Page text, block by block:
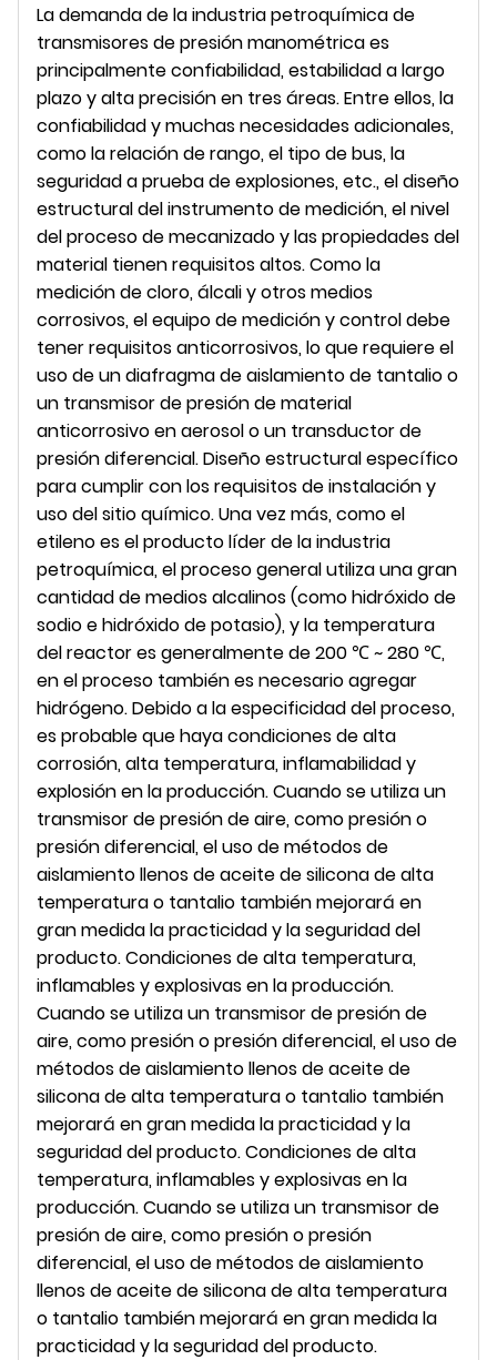
La demanda de la industria petroquímica de
transmisores de presión manométrica es
principalmente confiabilidad, estabilidad a largo
plazo y alta precisión en tres áreas. Entre ellos, la
confiabilidad y muchas necesidades adicionales,
como la relación de rango, el tipo de bus, la
seguridad a prueba de explosiones, etc., el diseño
estructural del instrumento de medición, el nivel
del proceso de mecanizado y las propiedades del
material tienen requisitos altos. Como la
medición de cloro, álcali y otros medios
corrosivos, el equipo de medición y control debe
tener requisitos anticorrosivos, lo que requiere el
uso de un diafragma de aislamiento de tantalio o
un transmisor de presión de material
anticorrosivo en aerosol o un transductor de
presión diferencial. Diseño estructural específico
para cumplir con los requisitos de instalación y
uso del sitio químico. Una vez más, como el
etileno es el producto líder de la industria
petroquímica, el proceso general utiliza una gran
cantidad de medios alcalinos (como hidróxido de
sodio e hidróxido de potasio), y la temperatura
del reactor es generalmente de 200 ℃ ~ 280 ℃,
en el proceso también es necesario agregar
hidrógeno. Debido a la especificidad del proceso,
es probable que haya condiciones de alta
corrosión, alta temperatura, inflamabilidad y
explosión en la producción. Cuando se utiliza un
transmisor de presión de aire, como presión o
presión diferencial, el uso de métodos de
aislamiento llenos de aceite de silicona de alta
temperatura o tantalio también mejorará en
gran medida la practicidad y la seguridad del
producto. Condiciones de alta temperatura,
inflamables y explosivas en la producción.
Cuando se utiliza un transmisor de presión de
aire, como presión o presión diferencial, el uso de
métodos de aislamiento llenos de aceite de
silicona de alta temperatura o tantalio también
mejorará en gran medida la practicidad y la
seguridad del producto. Condiciones de alta
temperatura, inflamables y explosivas en la
producción. Cuando se utiliza un transmisor de
presión de aire, como presión o presión
diferencial, el uso de métodos de aislamiento
llenos de aceite de silicona de alta temperatura
o tantalio también mejorará en gran medida la
practicidad y la seguridad del producto.